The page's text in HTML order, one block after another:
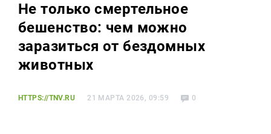
Новости
Телепроекты
Телепрограмма
+7 (843) 570−50−00
reception@tnvtv.ru
Не только смертельное
бешенство: чем можно
заразиться от бездомных
животных
HTTPS://TNV.RU 21 МАРТА 2026, 09:59 0